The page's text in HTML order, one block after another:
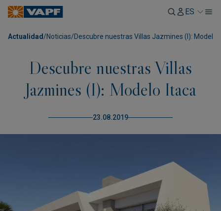
ES
Actualidad /Noticias/Descubre nuestras Villas Jazmines (I): Modelo
Descubre nuestras Villas
Jazmines (I): Modelo Itaca
23.08.2019